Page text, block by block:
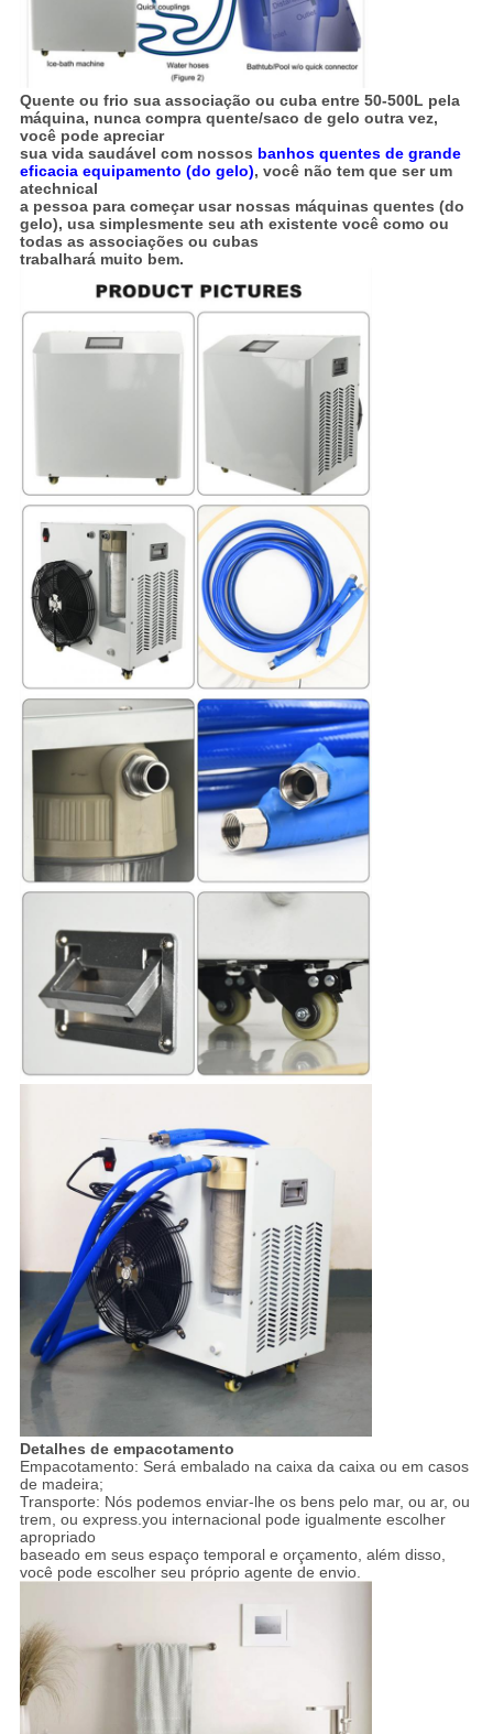
Quente ou frio sua associação ou cuba entre 50-500L pela
máquina, nunca compra quente/saco de gelo outra vez,
você pode apreciar
sua vida saudável com nossos banhos quentes de grande
eficacia equipamento (do gelo), você não tem que ser um
atechnical
a pessoa para começar usar nossas máquinas quentes (do
gelo), usa simplesmente seu ath existente você como ou
todas as associações ou cubas
trabalhará muito bem.
Detalhes de empacotamento
Empacotamento: Será embalado na caixa da caixa ou em casos
de madeira;
Transporte: Nós podemos enviar-lhe os bens pelo mar, ou ar, ou
trem, ou express.you internacional pode igualmente escolher
apropriado
baseado em seus espaço temporal e orçamento, além disso,
você pode escolher seu próprio agente de envio.